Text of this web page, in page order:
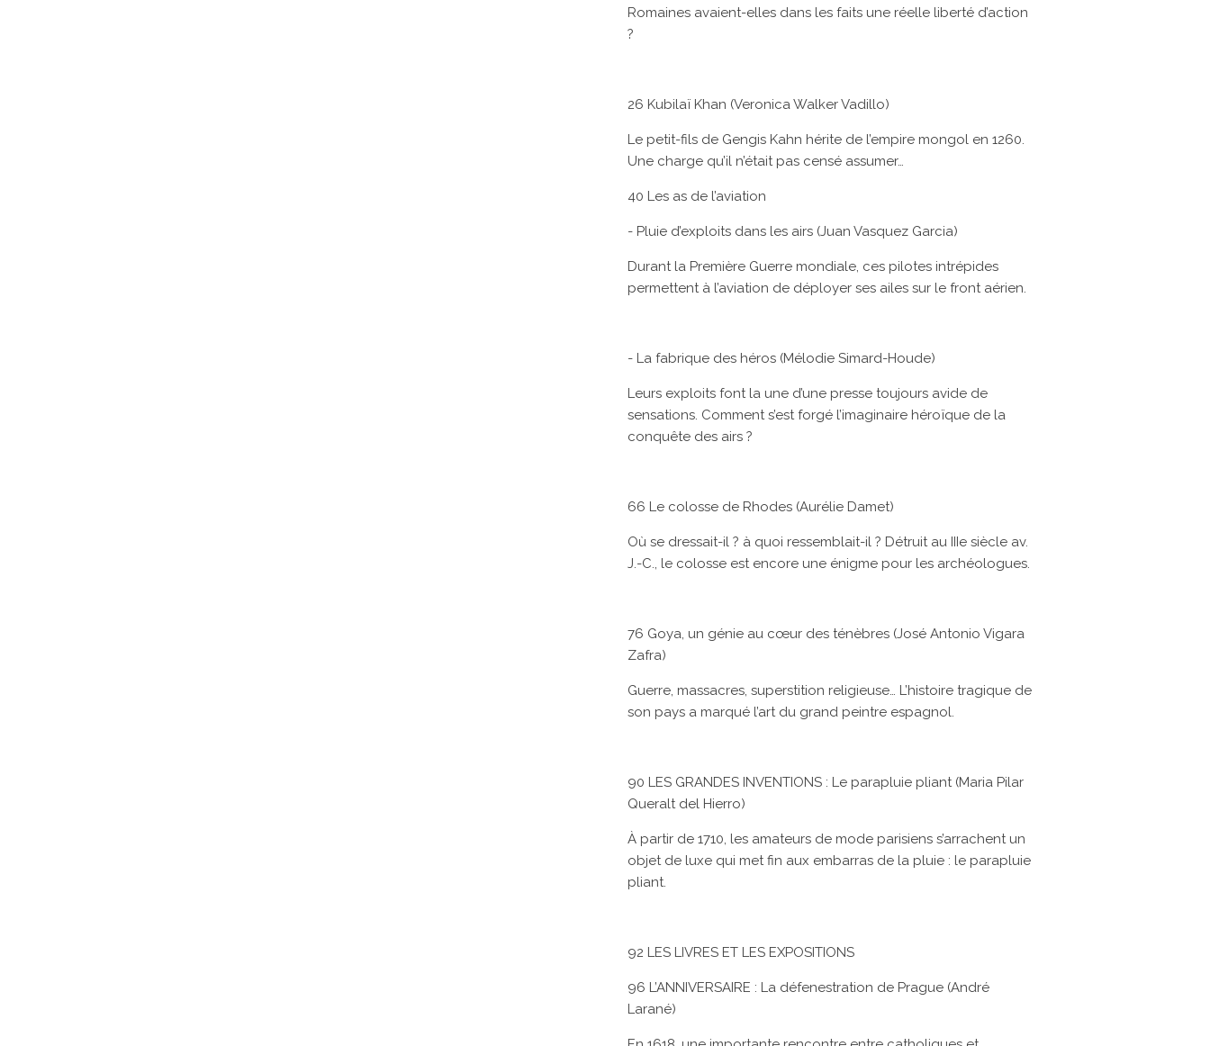
Romaines avaient-elles dans les faits une réelle liberté d’action
?
26 Kubilaï Khan (Veronica Walker Vadillo)
Le petit-fils de Gengis Kahn hérite de l’empire mongol en 1260.
Une charge qu’il n’était pas censé assumer…
40 Les as de l’aviation
- Pluie d’exploits dans les airs (Juan Vasquez Garcia)
Durant la Première Guerre mondiale, ces pilotes intrépides
permettent à l’aviation de déployer ses ailes sur le front aérien.
- La fabrique des héros (Mélodie Simard-Houde)
Leurs exploits font la une d’une presse toujours avide de
sensations. Comment s’est forgé l’imaginaire héroïque de la
conquête des airs ?
66 Le colosse de Rhodes (Aurélie Damet)
Où se dressait-il ? à quoi ressemblait-il ? Détruit au IIIe siècle av.
J.-C., le colosse est encore une énigme pour les archéologues.
76 Goya, un génie au cœur des ténèbres (José Antonio Vigara
Zafra)
Guerre, massacres, superstition religieuse… L’histoire tragique de
son pays a marqué l’art du grand peintre espagnol.
90 LES GRANDES INVENTIONS : Le parapluie pliant (Maria Pilar
Queralt del Hierro)
À partir de 1710, les amateurs de mode parisiens s’arrachent un
objet de luxe qui met fin aux embarras de la pluie : le parapluie
pliant.
92 LES LIVRES ET LES EXPOSITIONS
96 L’ANNIVERSAIRE : La défenestration de Prague (André
Larané)